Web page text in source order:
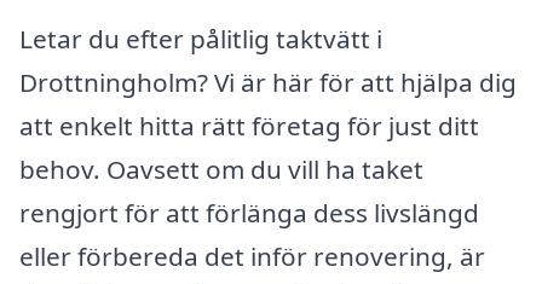
Letar du efter pålitlig taktvätt i
Drottningholm? Vi är här för att hjälpa dig
att enkelt hitta rätt företag för just ditt
behov. Oavsett om du vill ha taket
rengjort för att förlänga dess livslängd
eller förbereda det inför renovering, är